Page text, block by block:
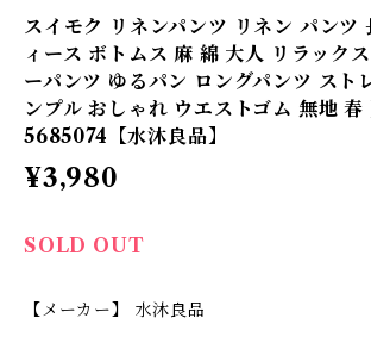
スイモク リネンパンツ リネン パンツ
ィース ボトムス 麻 綿 大人 リラック
ーパンツ ゆるパン ロングパンツ スト
ンプル おしゃれ ウエストゴム 無地
5685074【水沐良品】
¥3,980
SOLD OUT
【メーカー】 水沐良品